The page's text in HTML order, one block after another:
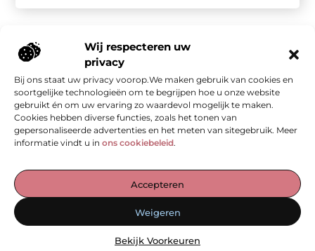
Wij respecteren uw
privacy
Bij ons staat uw privacy voorop.We maken gebruik van cookies en
soortgelijke technologieën om te begrijpen hoe u onze website
gebruikt én om uw ervaring zo waardevol mogelijk te maken.
Cookies hebben diverse functies, zoals het tonen van
gepersonaliseerde advertenties en het meten van sitegebruik. Meer
informatie vindt u in ons cookiebeleid.
Accepteren
Weigeren
Bekijk Voorkeuren
De Verzamelplaats voor Blogs en Inzichten
— Ontdek inspirerende verhalen, praktische tips en waardevolle
artikelen, allemaal op één plek. Begin jouw leesreis vandaag op
Onze informatie